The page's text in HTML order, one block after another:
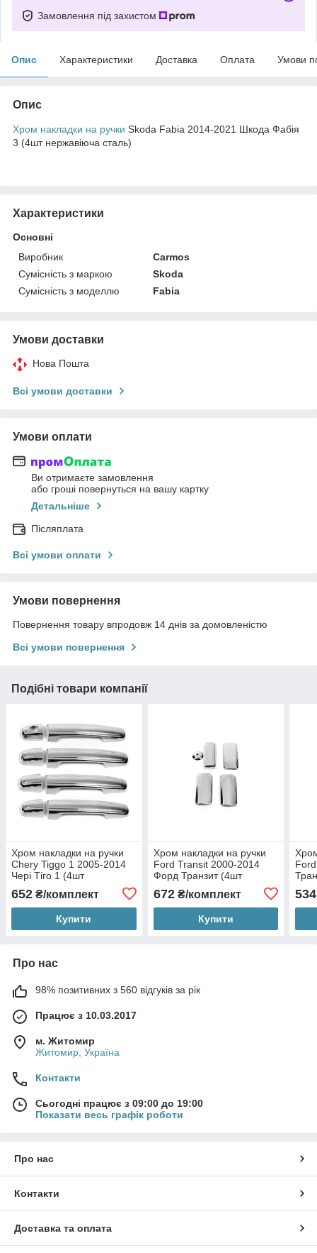
Замовлення під захистом
Опис Характеристики Доставка Оплата Умови
Опис
Хром накладки на ручки Skoda Fabia 2014-2021 Шкода Фабія
3 (4шт нержавіюча сталь)
Характеристики
Основні
Виробник
Carmos
Сумісність з маркою
Skoda
Сумісність з моделлю
Fabia
Умови доставки
Нова Пошта
Всі умови доставки
Умови оплати
Ви отримаєте замовлення
або гроші повернуться на вашу картку
Детальніше
Післяплата
Всі умови оплати
Умови повернення
Повернення товару впродовж 14 днів за домовленістю
Всі умови повернення
Подібні товари компанії
Хром накладки на ручки
Chery Tiggo 1 2005-2014
Чері Тіго 1 (4шт
652 ₴/комплект
Купити
Хром накладки на ручки
Ford Transit 2000-2014
Форд Транзит (4шт
672₴/комплект
Купити
534
Про нас
98% позитивних з 560 відгуків за рік
Працює з 10.03.2017
м. Житомир
Житомир, Україна
Контакти
Сьогодні працює з 09:00 до 19:00
Показати весь графік роботи
Про нас
Контакти
Доставка та оплата